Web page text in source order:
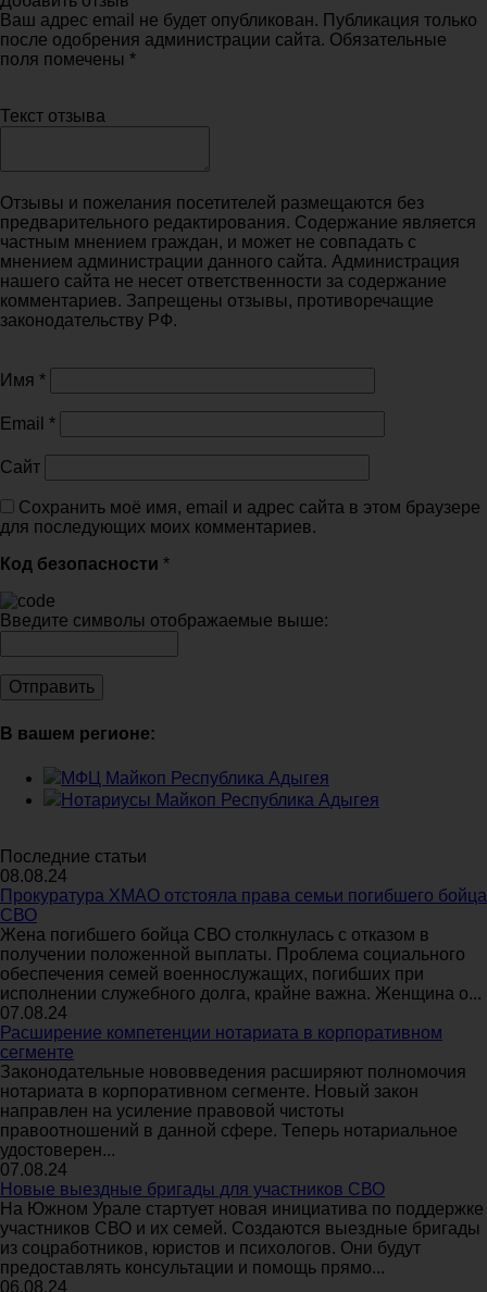
Ваш адрес email не будет опубликован. Публикация только
после одобрения администрации сайта. Обязательные
поля помечены *
Текст отзыва
Отзывы и пожелания посетителей размещаются без
предварительного редактирования. Содержание является
частным мнением граждан, и может не совпадать с
мнением администрации данного сайта. Администрация
нашего сайта не несет ответственности за содержание
комментариев. Запрещены отзывы, противоречащие
законодательству РФ.
Имя *
Email *
Сайт
Сохранить моё имя, email и адрес сайта в этом браузере
для последующих моих комментариев.
Код безопасности *
Введите символы отображаемые выше:
В вашем регионе:
МФЦ Майкоп Республика Адыгея
Нотариусы Майкоп Республика Адыгея
Последние статьи
08.08.24
Прокуратура ХМАО отстояла права семьи погибшего бойца
СВО
Жена погибшего бойца СВО столкнулась с отказом в
получении положенной выплаты. Проблема социального
обеспечения семей военнослужащих, погибших при
исполнении служебного долга, крайне важна. Женщина о...
07.08.24
Расширение компетенции нотариата в корпоративном
сегменте
Законодательные нововведения расширяют полномочия
нотариата в корпоративном сегменте. Новый закон
направлен на усиление правовой чистоты
правоотношений в данной сфере. Теперь нотариальное
удостоверен...
07.08.24
Новые выездные бригады для участников СВО
На Южном Урале стартует новая инициатива по поддержке
участников СВО и их семей. Создаются выездные бригады
из соцработников, юристов и психологов. Они будут
предоставлять консультации и помощь прямо...
06.08.24